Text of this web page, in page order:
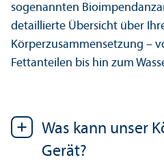
sogenannten
detaillierte Über­sicht über
Körperzusammensetzung –
Fettanteilen bis hin zum
Was kann unser
Gerät?